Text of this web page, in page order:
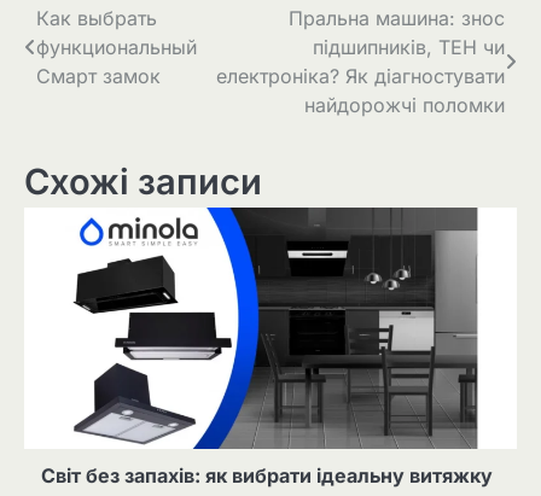
Навігація
записів
Как выбрать
функциональный
Смарт замок
Пральна машина: знос
підшипників, ТЕН чи
електроніка? Як діагностувати
найдорожчі поломки
Схожі записи
Світ без запахів: як вибрати ідеальну витяжку